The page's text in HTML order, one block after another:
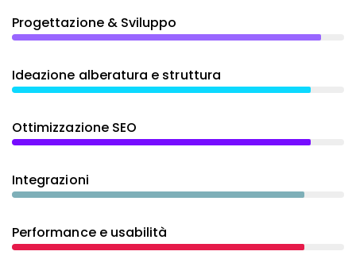
Progettazione & Sviluppo
Ideazione alberatura e struttura
Ottimizzazione SEO
Integrazioni
Performance e usabilità